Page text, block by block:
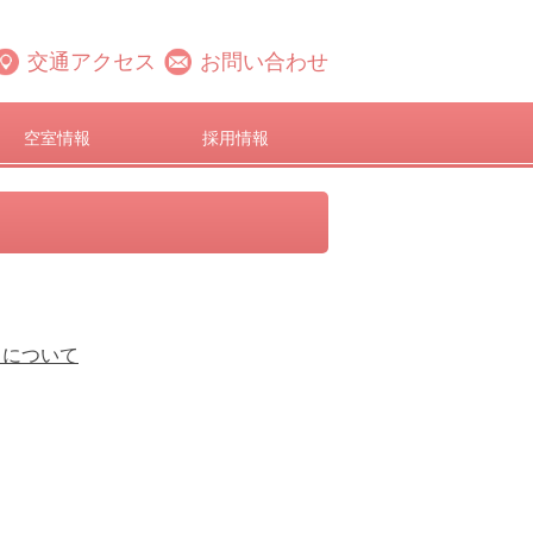
交通アクセス お問い合わせ
空室情報 採用情報
ついて